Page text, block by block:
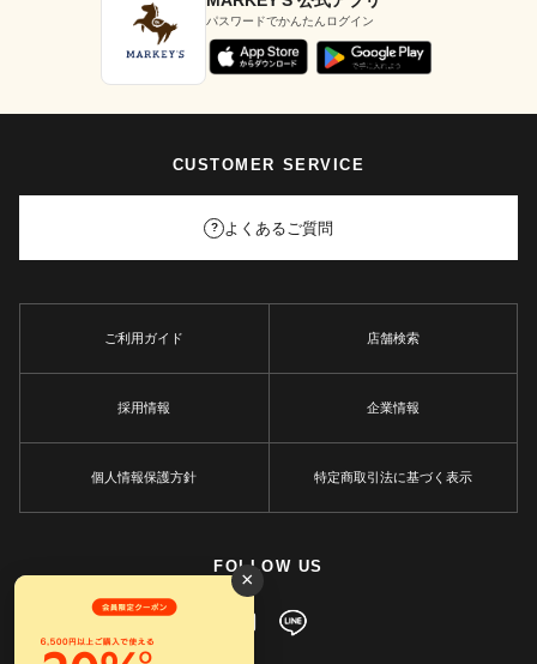
×
パスワードでかんたんログイン
CUSTOMER SERVICE
? よくあるご質問
ご利用ガイド 店舗検索
採用情報 企業情報
個人情報保護方針 特定商取引法に基づく表示
FOLLOW US